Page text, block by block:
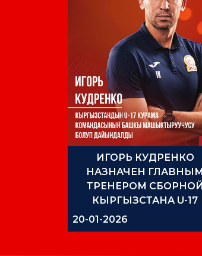
ИГОРЬ КУДРЕНКО
НАЗНАЧЕН ГЛАВНЫМ
ТРЕНЕРОМ СБОРНОЙ
КЫРГЫЗСТАНА U-17
20-01-2026